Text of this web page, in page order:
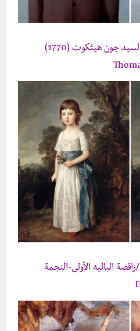
Master John Heathcote/السيد جون هيثكوت (1770)
Prima Ballerina-The Star/راقصة الباليه الأولى-النجمة